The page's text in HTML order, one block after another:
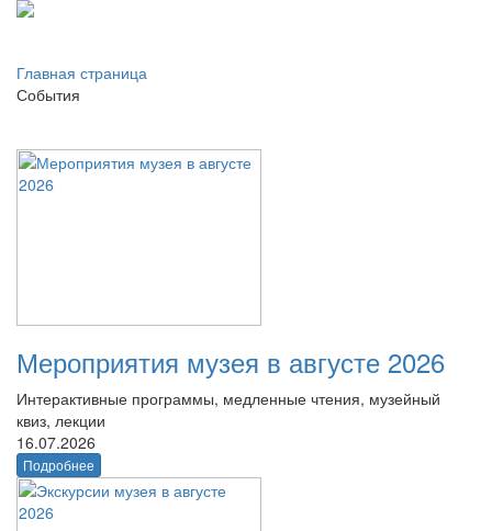
Главная страница
События
Мероприятия музея в августе 2026
Интерактивные программы, медленные чтения, музейный
квиз, лекции
16.07.2026
Подробнее